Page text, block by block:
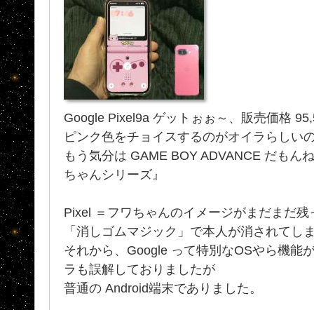
Google Pixel9a ゲットぉぉ～、販売価格
ピンク色をチョイスするのがオイラらしい
もう気分は GAME BOY ADVANCE だも
ちゃんシリーズ』
Pixel ＝フワちゃんのイメージがまだまだ
「消しゴムマジック」で本人が消されてし
それから、Google って特別なOSやら機能
ラも誤解しておりましたが
普通の Android端末でありました。